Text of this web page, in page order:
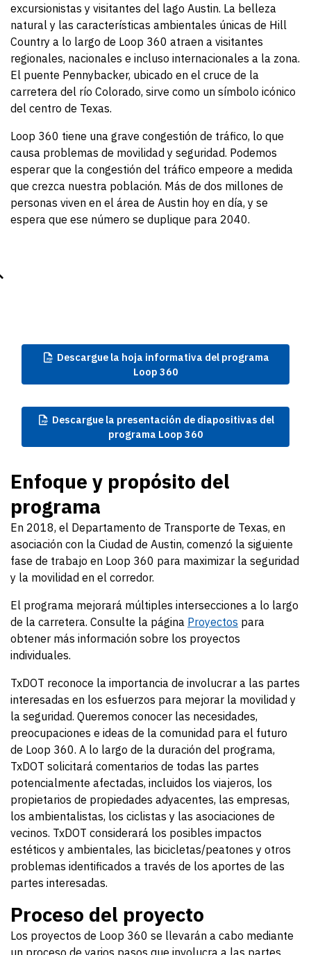
excursionistas y visitantes del lago Austin. La belleza
natural y las características ambientales únicas de Hill
Country a lo largo de Loop 360 atraen a visitantes
regionales, nacionales e incluso internacionales a la zona.
El puente Pennybacker, ubicado en el cruce de la
carretera del río Colorado, sirve como un símbolo icónico
del centro de Texas.
Loop 360 tiene una grave congestión de tráfico, lo que
causa problemas de movilidad y seguridad. Podemos
esperar que la congestión del tráfico empeore a medida
que crezca nuestra población. Más de dos millones de
personas viven en el área de Austin hoy en día, y se
espera que ese número se duplique para 2040.
Descarguela hoja informativa del programa
Loop 360
Descarguela presentación de diapositivas del
programa Loop 360
Enfoque y propósito del
programa
En 2018, el Departamento de Transporte de Texas, en
asociación con la Ciudad de Austin, comenzó la siguiente
fase de trabajo en Loop 360 para maximizar la seguridad
y la movilidad en el corredor.
El programa mejorará múltiples intersecciones a lo largo
de la carretera. Consulte la página Proyectos para
obtener más información sobre los proyectos
individuales.
TxDOT reconoce la importancia de involucrar a las partes
interesadas en los esfuerzos para mejorar la movilidad y
la seguridad. Queremos conocer las necesidades,
preocupaciones e ideas de la comunidad para el futuro
de Loop 360. A lo largo de la duración del programa,
TxDOT solicitará comentarios de todas las partes
potencialmente afectadas, incluidos los viajeros, los
propietarios de propiedades adyacentes, las empresas,
los ambientalistas, los ciclistas y las asociaciones de
vecinos. TxDOT considerará los posibles impactos
estéticos y ambientales, las bicicletas/peatones y otros
problemas identificados a través de los aportes de las
partes interesadas.
Proceso del proyecto
Los proyectos de Loop 360 se llevarán a cabo mediante